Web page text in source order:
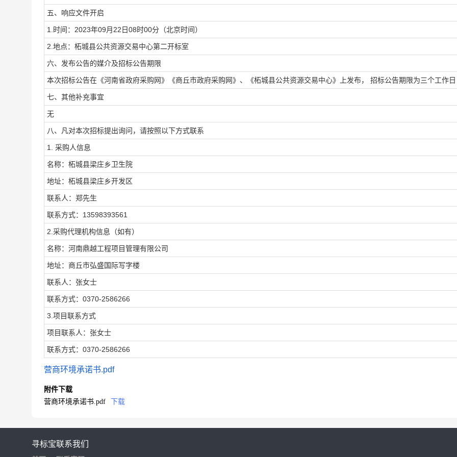
五、响应文件开启
1.时间：2023年09月22日08时00分（北京时间）
2.地点：柘城县公共资源交易中心第二开标室
六、发布公告的媒介及招标公告期限
本次招标公告在《河南省政府采购网》《商丘市政府采购网》、《柘城县公共资源交易中心》上发布， 招标公告期限为三个工作
七、其他补充事宜
无
八、凡对本次招标提出询问，请按照以下方式联系
1. 采购人信息
名称：柘城县梁庄乡卫生院
地址：柘城县梁庄乡开发区
联系人：郑先生
联系方式：13598393561
2.采购代理机构信息（如有）
名称：河南鼎越工程项目管理有限公司
地址：商丘市弘盛国际写字楼
联系人：张女士
联系方式：0370-2586266
3.项目联系方式
项目联系人：张女士
联系方式：0370-2586266
营商环境承诺书.pdf
附件下载
营商环境承诺书.pdf
下载
寻标宝联系我们